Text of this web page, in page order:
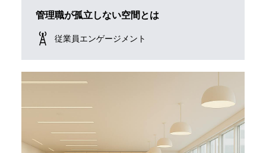
管理職が孤立しない空間とは
従業員エンゲージメント